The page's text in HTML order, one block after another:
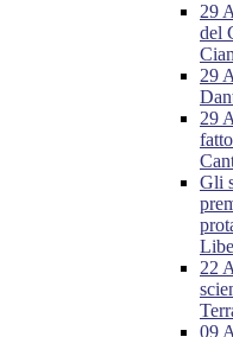
29
del
29
29
Gli
22
09